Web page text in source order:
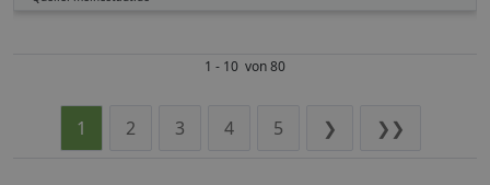
1 - 10 von 80
1 2 3 4 5 ❯ ❯❯